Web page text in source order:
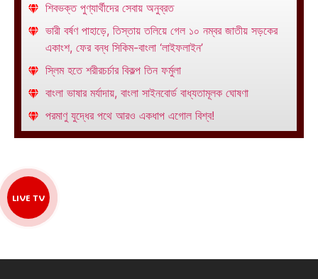
শিবভক্ত পুণ্যার্থীদের সেবায় অনুব্রত
ভারী বর্ষণ পাহাড়ে, তিস্তায় তলিয়ে গেল ১০ নম্বর জাতীয় সড়কের
একাংশ, ফের বন্ধ সিকিম-বাংলা ‘লাইফলাইন’
স্লিম হতে শরীরচর্চার বিকল্প তিন ফর্মুলা
বাংলা ভাষার মর্যাদায়, বাংলা সাইনবোর্ড বাধ্যতামূলক ঘোষণা
পরমাণু যুদ্ধের পথে আরও একধাপ এগোল বিশ্ব!
LIVE TV